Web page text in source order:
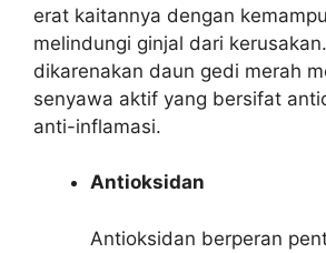
erat kaitannya dengan
melindungi ginjal dari
dikarenakan daun gedi merah
senyawa aktif yang bersifat
anti-inflamasi.
Antioksidan
Antioksidan berperan